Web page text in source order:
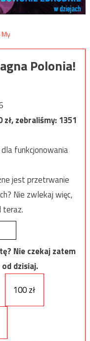
Polonia!
zł, zebraliśmy:1351
funkcjonowania
jest przetrwanie
Nie zwlekaj więc,
teraz.
Nie czekaj zatem
dzisiaj.
100 zł